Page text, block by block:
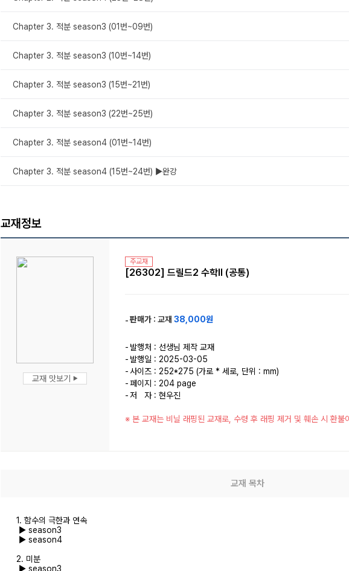
Chapter 3. 적분 season3 (01번~09번)
Chapter 3. 적분 season3 (10번~14번)
Chapter 3. 적분 season3 (15번~21번)
Chapter 3. 적분 season3 (22번~25번)
Chapter 3. 적분 season4 (01번~14번)
Chapter 3. 적분 season4 (15번~24번) ▶완강
교재정보
교재 맛보기 ▶
주교재
[26302] 드릴드2 수학Ⅱ (공통)
판매가 : 교재 38,000원
발행처 : 선생님 제작 교재
발행일 : 2025-03-05
사이즈 : 252*275 (가로 * 세로, 단위 : mm)
페이지 : 204 page
저 자 : 현우진
※ 본 교재는 비닐 래핑된 교재로, 수령 후 래핑 제거 및 훼손 시 환불
교재 목차
1. 함수의 극한과 연속
▶ season3
▶ season4
2. 미분
▶ season3